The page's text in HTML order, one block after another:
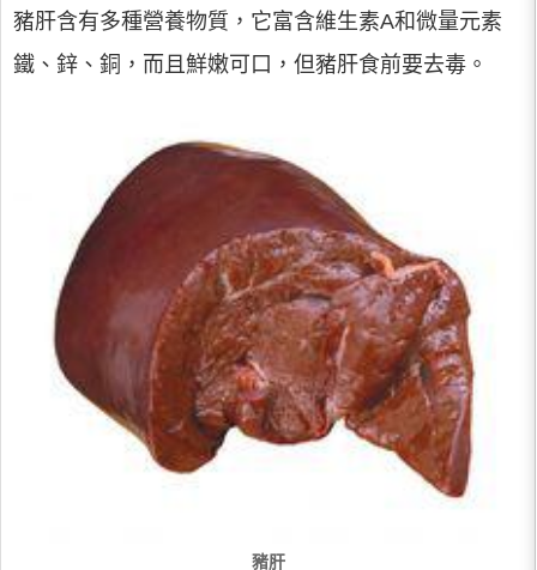
豬肝含有多種營養物質，它富含維生素A和微量元素
鐵、鋅、銅，而且鮮嫩可口，但豬肝食前要去毒。
豬肝